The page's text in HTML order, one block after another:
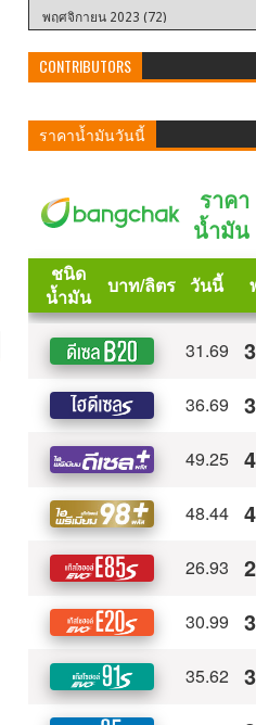
CONTRIBUTORS
ราคาน้ำมันวันนี้